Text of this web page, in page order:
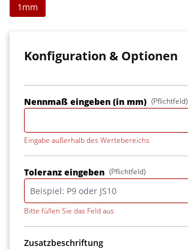
1mm
Konfiguration & Optionen
Nennmaß eingeben (in mm) (Pflichtfeld)
Eingabe außerhalb des Wertebereichs
Toleranz eingeben (Pflichtfeld)
Bitte füllen Sie das Feld aus
Zusatzbeschriftung